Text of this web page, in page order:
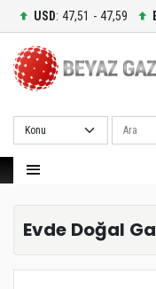
USD: 47,51 - 47,59
Ara
Evde Doğal